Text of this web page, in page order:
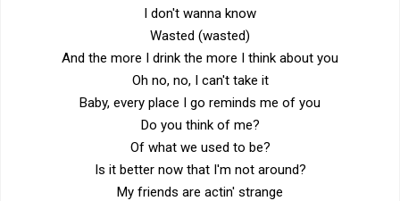
I don't wanna know
Wasted (wasted)
And the more I drink the more I think about you
Oh no, no, I can't take it
Baby, every place I go reminds me of you
Do you think of me?
Of what we used to be?
Is it better now that I'm not around?
My friends are actin' strange